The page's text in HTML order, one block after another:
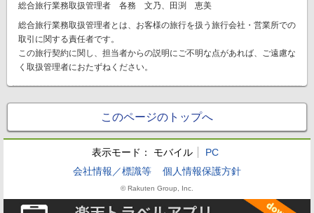
総合旅行業務取扱管理者 各務 文乃、田渕 恵美
総合旅行業務取扱管理者とは、お客様の旅行を扱う旅行会社・営業所での
取引に関する責任者です。
この旅行契約に関し、担当者からの説明にご不明な点があれば、ご遠慮な
く取扱管理者におたずねください。
このページのトップへ
表示モード： モバイル
PC
会社情報／標識等
個人情報保護方針
© Rakuten Group, Inc.